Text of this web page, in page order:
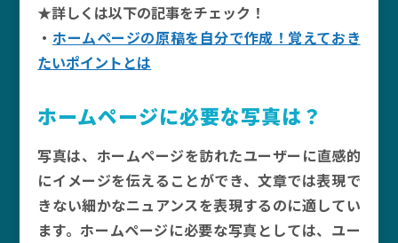
★詳しくは以下の記事をチェック！
・ ホームページの原稿を自分で作成！覚えておき
たいポイントとは
ホームページに必要な写真は？
写真は、ホームページを訪れたユーザーに直感的
にイメージを伝えることができ、文章では表現で
きない細かなニュアンスを表現するのに適してい
ます。ホームページに必要な写真としては、ユー